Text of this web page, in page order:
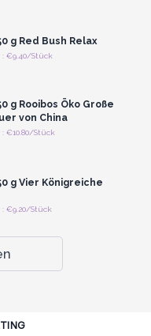
g Red Bush Relax
: €9.40/Stück
Anmelden oder
g Rooibos Öko Große
von China
: €10.80/Stück
Anmelden oder
g Vier Königreiche
: €9.20/Stück